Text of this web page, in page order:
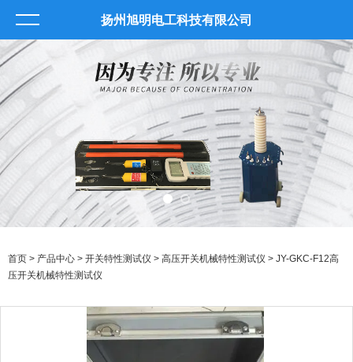
扬州旭明电工科技有限公司
首页 > 产品中心 > 开关特性测试仪 > 高压开关机械特性测试仪 > JY-GKC-F12高
压开关机械特性测试仪